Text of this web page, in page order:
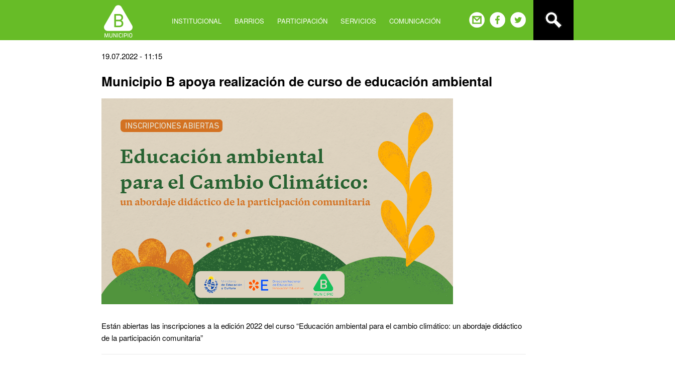
INSTITUCIONAL BARRIOS PARTICIPACIÓN SERVICIOS COMUNICACIÓN
Back
top
19.07.2022 - 11:15
Municipio B apoya realización de curso de educación ambiental
Están abiertas las inscripciones a la edición 2022 del curso “Educación ambiental para el cambio climático: un abordaje didáctico
de la participación comunitaria”